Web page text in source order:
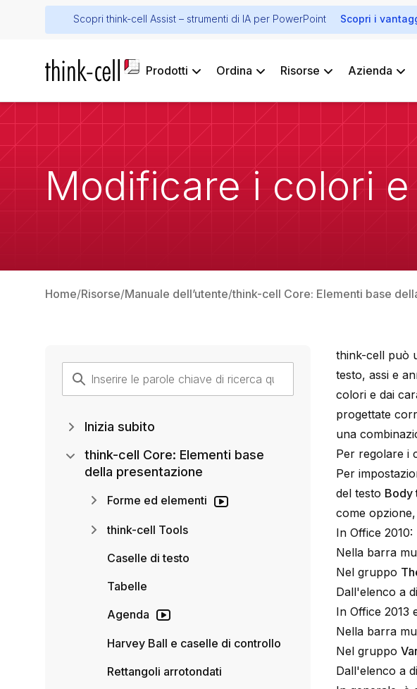
Scopri think-cell Assist – strumenti di IA per PowerPoint Scopri i
Prodotti Ordina Risorse Azienda
Modificare i colori
Home Risorse Manuale dell’utente think-cell Core: Elementi base
think-cell può
testo, assi e
colori e dai
progettate
una
Per regolare i
Per
del testo Body
come
In Office 2010:
Nella barra
Nel gruppo
Dall'elenco a
In Office 2013
Nella barra
Nel gruppo
Dall'elenco a
Inizia subito
think-cell Core: Elementi base
della presentazione
Forme ed elementi
think-cell Tools
Caselle di testo
Tabelle
Agenda
Harvey Ball e caselle di controllo
Rettangoli arrotondati